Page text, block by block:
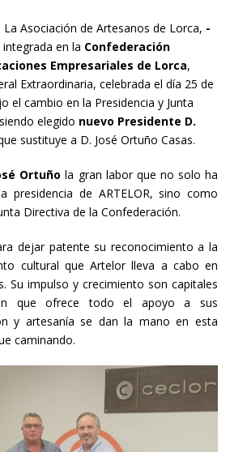
La Asociación de Artesanos de Lorca, -
en la Confederación
Empresariales de Lorca,
Extraordinaria, celebrada el día 25 de
el cambio en la Presidencia y Junta
elegido nuevo Presidente D.
sustituye a D. José Ortuño Casas.
Ortuño la gran labor que no solo ha
presidencia de ARTELOR, sino como
Directiva de la Confederación.
dejar patente su reconocimiento a la
cultural que Artelor lleva a cabo en
Su impulso y crecimiento son capitales
que ofrece todo el apoyo a sus
y artesanía se dan la mano en esta
caminando.